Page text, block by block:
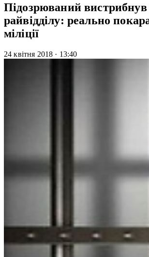
Підозрюваний вистрибнув
райвідділу: реально
міліції
24 квітня 2018 · 13:40